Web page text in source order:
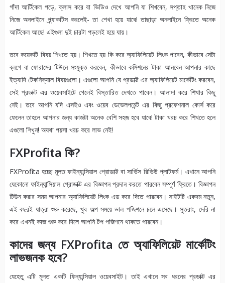
গাঁদা আর্টিকেল পড়ে, ক্লাস করে বা ভিডিও দেখে আপনি যা শিখবেন, সপ্তাহ খানেক নিজে
নিজে অনলাইনে প্র্যাকটিস করলেই- তা শেখা হয়ে যাবে! তাছাড়া অনলাইনে ফ্রিতে অনেক
আর্টিকেল আছে! এইগুলা দুই চারটা পড়লেই হয়ে যায়।
তবে কয়েকটি বিষয় শিখতে হয়। শিখতে হয় কি করে অ্যাফিলিয়েট লিংক পাবেন, কীভাবে সেটা
ব্লগে বা ফোরামের টিউনে সংযুক্ত করবেন, কীভাবে কমিশনের টাকা আনবেন আপনার কাছে
ইত্যাদি টেকনিক্যাল বিষয়গুলো। এগুলো আপনি যে প্রডাক্ট এর অ্যাফিলিয়েট মার্কেটিং করবেন,
সেই প্রডাক্ট এর ওয়েবসাইটে গেলেই বিস্তারিত দেখতে পাবেন। আলাদা করে শিখার কিছু
নেই। তবে আপনি যদি এসইও এবং ওয়েব ডেভেলপমেন্ট এর কিছু প্রফেশনাল কোর্স করে
ফেলেন তাহলে আপনার জন্য কাজটা অনেক বেশি সহজ হবে যাবে! টাকা খরচ করে শিখতে হলে
এগুলো শিখুন! অযথা পয়সা খরচ করে লাভ নেই!
FXProfita কি?
FXProfita হচ্ছে মূলত ফাইন্যান্সিয়াল প্রোডাক্ট বা সার্ভিস রিভিউ প্লাটফর্ম। এখানে আপনি
যেকোনো ফাইন্যান্সিয়াল প্রোডাক্ট এর বিজ্ঞাপন প্রদান করতে পারবেন সম্পূর্ণ ফ্রিতে। বিজ্ঞাপন
টিউন করার সময় আপনার অ্যাফিলিয়েট লিংক এড করে দিতে পারবেন। সাইটটি একদম নতুন,
এই বছরই যাত্রা শুরু করেছে, খুব অল্প সময়ে ভাল পজিশনে চলে এসেছে। সুতরাং, দেরি না
করে এখনই কাজ শুরু করে দিলে আপনি টপ পজিশনে থাকতে পারবেন।
কাদের জন্য FXProfita তে অ্যাফিলিয়েট মার্কেটিং
লাভজনক হবে?
যেহেতু এটি মূলত একটি ফিন্যান্সিয়াল ওয়েবসাইট। তাই এখানে সব ধরনের প্রডাক্ট এর